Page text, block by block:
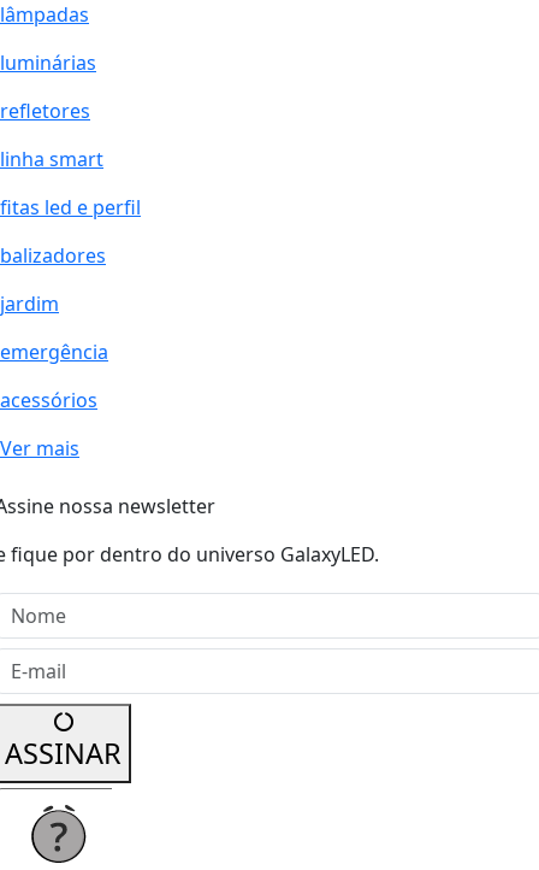
lâmpadas
luminárias
refletores
linha smart
fitas led e perfil
balizadores
jardim
emergência
acessórios
Ver mais
nossa newsletter
fique por dentro do universo GalaxyLED.
mail
ASSINAR